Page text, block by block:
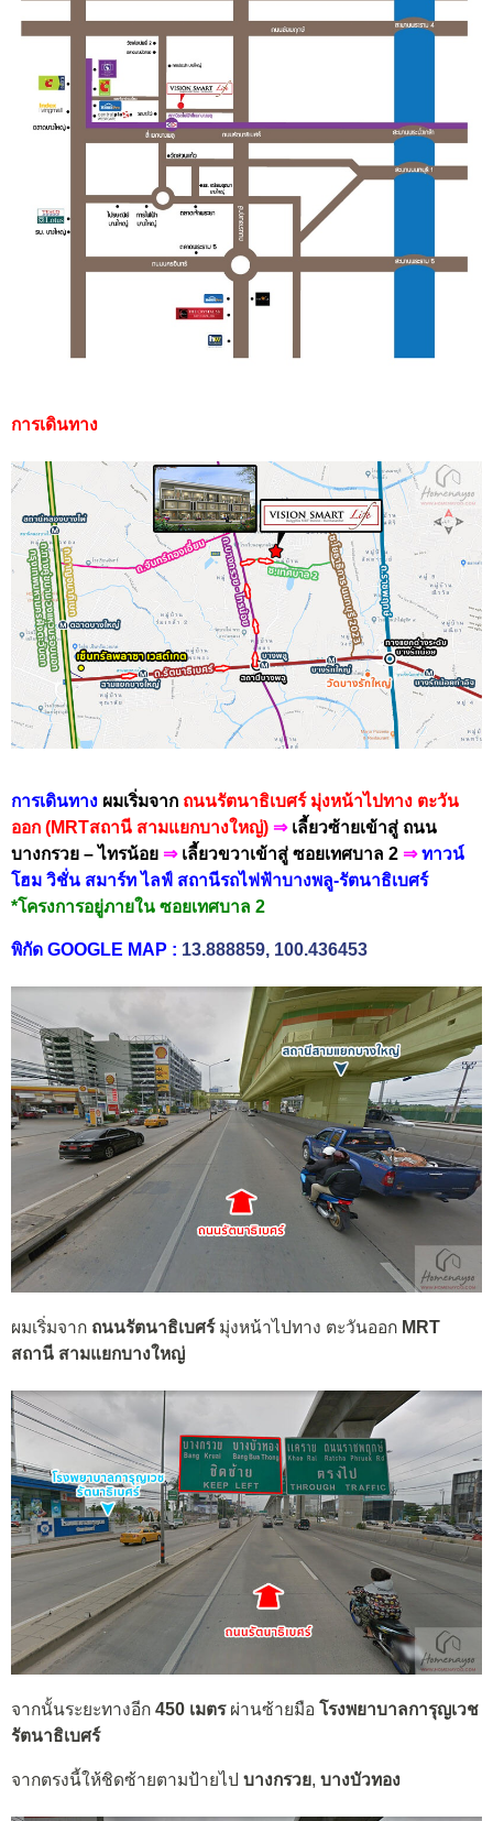
การเดินทาง
การเดินทาง ผมเริ่มจาก ถนนรัตนาธิเบศร์ มุ่งหน้าไปทาง ตะวัน
ออก (MRTสถานี สามแยกบางใหญ่) ⇒ เลี้ยวซ้ายเข้าสู่ ถนน
บางกรวย – ไทรน้อย ⇒ เลี้ยวขวาเข้าสู่ ซอยเทศบาล 2 ⇒ทาวน์
โฮม วิชั่น สมาร์ท ไลฟ์ สถานีรถไฟฟ้าบางพลู-รัตนาธิเบศร์
*โครงการอยู่ภายใน ซอยเทศบาล 2
พิกัด GOOGLE MAP : 13.888859, 100.436453
ผมเริ่มจาก ถนนรัตนาธิเบศร์มุ่งหน้าไปทาง ตะวันออก MRT
สถานี สามแยกบางใหญ่
จากนั้นระยะทางอีก 450 เมตรผ่านซ้ายมือ โรงพยาบาลการุญเวช
รัตนาธิเบศร์
จากตรงนี้ให้ชิดซ้ายตามป้ายไป บางกรวย, บางบัวทอง